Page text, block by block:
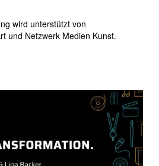
wird unterstützt von
und Netzwerk Medien Kunst.